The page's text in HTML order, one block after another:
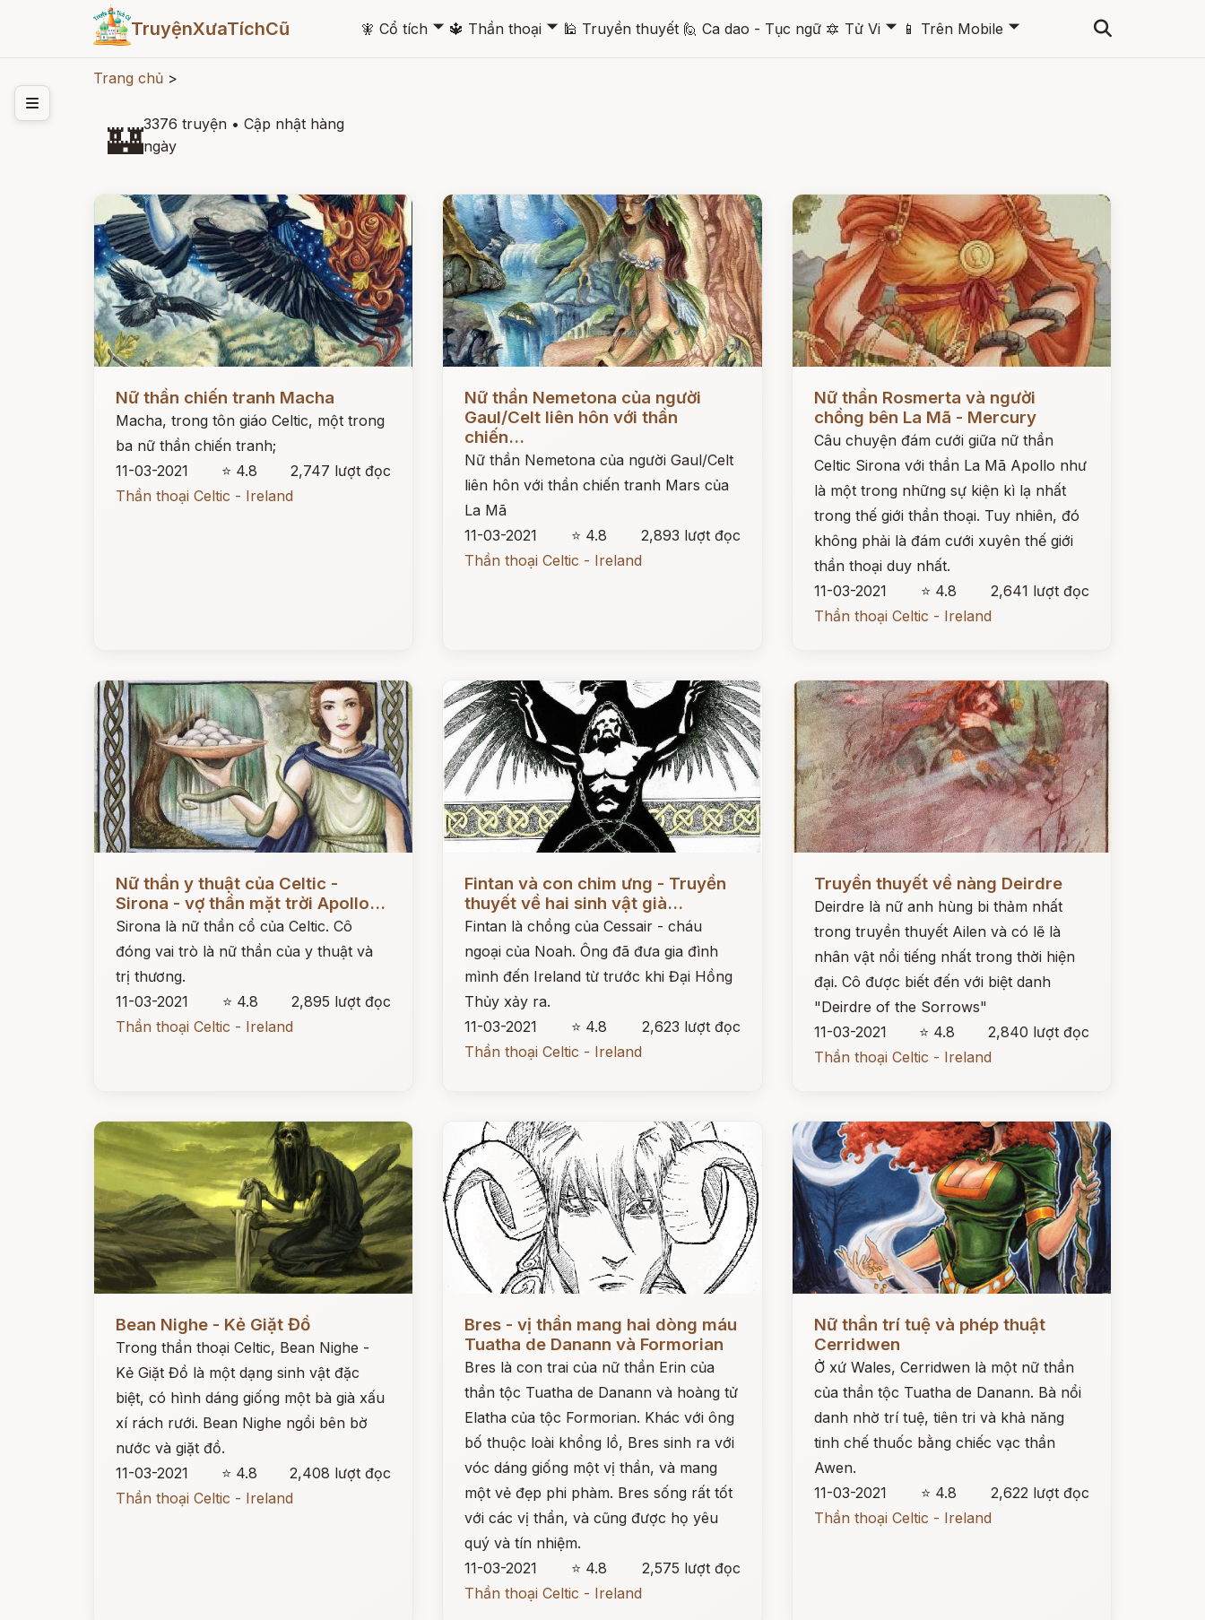
TruyệnXưaTíchCũ 🧚 Cổ tích 🞃 🔱 Thần thoại 🞃 🕌 Truyền thuyết 🙋 Ca dao - Tục ngữ 🔯 Tử Vi 🞃 📱 Trên Mobile 🞃
Trang chủ >
🏰3376 truyện • Cập nhật hàng
ngày
Nữ thần chiến tranh Macha
Macha, trong tôn giáo Celtic, một trong
ba nữ thần chiến tranh;
11-03-2021
⭐ 4.8
2,747 lượt đọc
Thần thoại Celtic - Ireland
Nữ thần Nemetona của người
Gaul/Celt liên hôn với thần
chiến...
Nữ thần Nemetona của người Gaul/Celt
liên hôn với thần chiến tranh Mars của
La Mã
11-03-2021
⭐ 4.8
2,893 lượt đọc
Thần thoại Celtic - Ireland
Nữ thần Rosmerta và người
chồng bên La Mã - Mercury
Câu chuyện đám cưới giữa nữ thần
Celtic Sirona với thần La Mã Apollo như
là một trong những sự kiện kì lạ nhất
trong thế giới thần thoại. Tuy nhiên, đó
không phải là đám cưới xuyên thế giới
thần thoại duy nhất.
11-03-2021
⭐ 4.8
2,641 lượt đọc
Thần thoại Celtic - Ireland
Nữ thần y thuật của Celtic -
Sirona - vợ thần mặt trời Apollo...
Sirona là nữ thần cổ của Celtic. Cô
đóng vai trò là nữ thần của y thuật và
trị thương.
11-03-2021
⭐ 4.8
2,895 lượt đọc
Thần thoại Celtic - Ireland
Fintan và con chim ưng - Truyền
thuyết về hai sinh vật già...
Fintan là chồng của Cessair - cháu
ngoại của Noah. Ông đã đưa gia đình
mình đến Ireland từ trước khi Đại Hồng
Thủy xảy ra.
11-03-2021
⭐ 4.8
2,623 lượt đọc
Thần thoại Celtic - Ireland
Đọc ngay
Truyền thuyết về nàng Deirdre
Deirdre là nữ anh hùng bi thảm nhất
trong truyền thuyết Ailen và có lẽ là
nhân vật nổi tiếng nhất trong thời hiện
đại. Cô được biết đến với biệt danh
"Deirdre of the Sorrows"
11-03-2021
⭐ 4.8
2,840 lượt đọc
Thần thoại Celtic - Ireland
Bean Nighe - Kẻ Giặt Đồ
Trong thần thoại Celtic, Bean Nighe -
Kẻ Giặt Đồ là một dạng sinh vật đặc
biệt, có hình dáng giống một bà già xấu
xí rách rưới. Bean Nighe ngồi bên bờ
nước và giặt đồ.
11-03-2021
⭐ 4.8
2,408 lượt đọc
Thần thoại Celtic - Ireland
Bres - vị thần mang hai dòng máu
Tuatha de Danann và Formorian
Bres là con trai của nữ thần Erin của
thần tộc Tuatha de Danann và hoàng tử
Elatha của tộc Formorian. Khác với ông
bố thuộc loài khổng lồ, Bres sinh ra với
vóc dáng giống một vị thần, và mang
một vẻ đẹp phi phàm. Bres sống rất tốt
với các vị thần, và cũng được họ yêu
quý và tín nhiệm.
11-03-2021
⭐ 4.8
2,575 lượt đọc
Thần thoại Celtic - Ireland
Nữ thần trí tuệ và phép thuật
Cerridwen
Ở xứ Wales, Cerridwen là một nữ thần
của thần tộc Tuatha de Danann. Bà nổi
danh nhờ trí tuệ, tiên tri và khả năng
tinh chế thuốc bằng chiếc vạc thần
Awen.
11-03-2021
⭐ 4.8
2,622 lượt đọc
Thần thoại Celtic - Ireland